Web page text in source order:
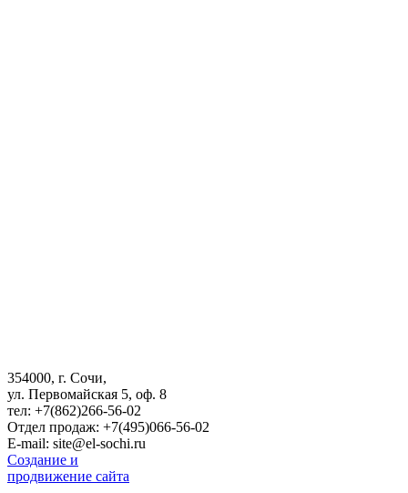
354000, г. Сочи,
ул. Первомайская 5, оф. 8
тел: +7(862)266-56-02
Отдел продаж: +7(495)066-56-02
E-mail: site@el-sochi.ru
Создание и
продвижение сайта